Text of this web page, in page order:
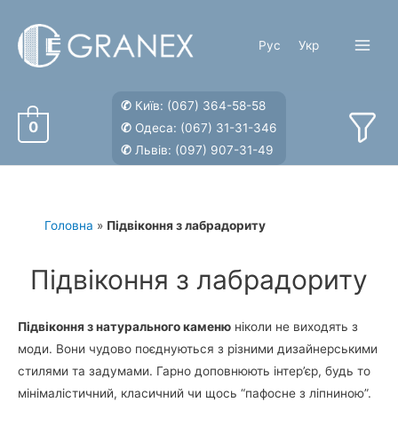
вмісту
Рус Укр
0
✆ Київ: (067) 364-58-58
✆ Одеса: (067) 31-31-346
✆ Львів: (097) 907-31-49
Головна » Підвіконня з лабрадориту
Підвіконня з лабрадориту
Підвіконня з натурального каменю ніколи не виходять з
моди. Вони чудово поєднуються з різними дизайнерськими
стилями та задумами. Гарно доповнюють інтер’єр, будь то
мінімалістичний, класичний чи щось “пафосне з ліпниною”.